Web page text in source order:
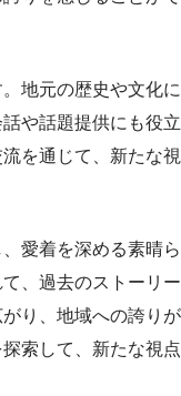
地元の歴史や文化に
や話題提供にも役立
を通じて、新たな視
愛着を深める素晴ら
、過去のストーリー
り、地域への誇りが
索して、新たな視点